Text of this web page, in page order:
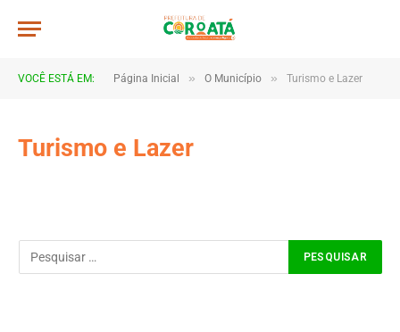
VOCÊ ESTÁ EM: Página Inicial » O Município » Turismo e Lazer
Turismo e Lazer